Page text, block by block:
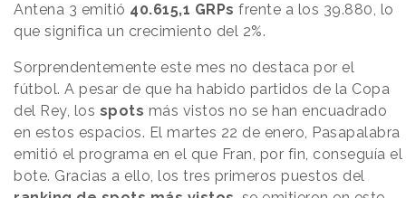
Antena 3 emitió 40.615,1 GRPs frente a los 39.880, lo
que significa un crecimiento del 2%.
Sorprendentemente este mes no destaca por el
fútbol. A pesar de que ha habido partidos de la Copa
del Rey, los spots más vistos no se han encuadrado
en estos espacios. El martes 22 de enero, Pasapalabra
emitió el programa en el que Fran, por fin, conseguía el
bote. Gracias a ello, los tres primeros puestos del